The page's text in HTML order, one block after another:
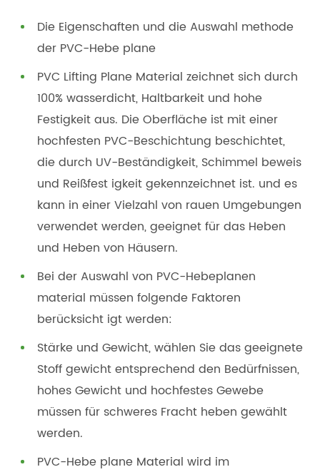
Die Eigenschaften und die Auswahl methode
der PVC-Hebe plane
PVC Lifting Plane Material zeichnet sich durch
100% wasserdicht, Haltbarkeit und hohe
Festigkeit aus. Die Oberfläche ist mit einer
hochfesten PVC-Beschichtung beschichtet,
die durch UV-Beständigkeit, Schimmel beweis
und Reißfest igkeit gekennzeichnet ist. und es
kann in einer Vielzahl von rauen Umgebungen
verwendet werden, geeignet für das Heben
und Heben von Häusern.
Bei der Auswahl von PVC-Hebeplanen
material müssen folgende Faktoren
berücksicht igt werden:
Stärke und Gewicht, wählen Sie das geeignete
Stoff gewicht entsprechend den Bedürfnissen,
hohes Gewicht und hochfestes Gewebe
müssen für schweres Fracht heben gewählt
werden.
PVC-Hebe plane Material wird im